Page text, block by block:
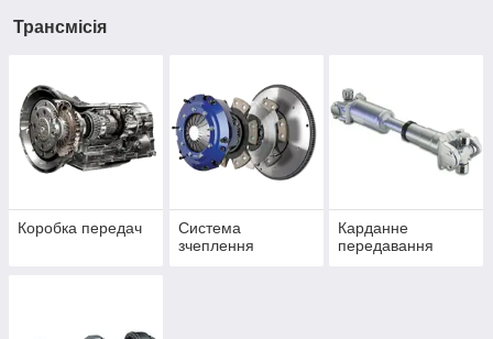
Трансмісія
Коробка передач
Система
зчеплення
Карданне
передавання